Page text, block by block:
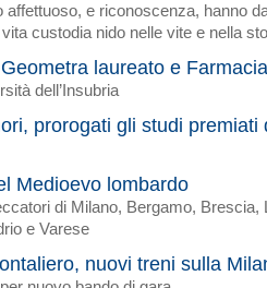
affettuoso, e riconoscenza, hanno
custodia nido nelle vite e nella
laureato e Farmacia
dell’Insubria
prorogati gli studi premiati
Medioevo lombardo
di Milano, Bergamo, Brescia,
e Varese
nuovi treni sulla